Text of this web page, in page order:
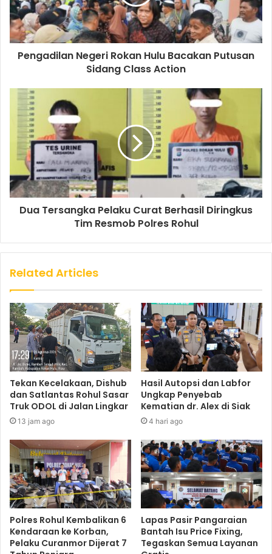
Pengadilan Negeri Rokan Hulu Bacakan Putusan
Sidang Class Action
Dua Tersangka Pelaku Curat Berhasil Diringkus
Tim Resmob Polres Rohul
Related Articles
Tekan Kecelakaan, Dishub
dan Satlantas Rohul Sasar
Truk ODOL di Jalan Lingkar
13 jam ago
Hasil Autopsi dan Labfor
Ungkap Penyebab
Kematian dr. Alex di Siak
4 hari ago
Polres Rohul Kembalikan 6
Kendaraan ke Korban,
Pelaku Curanmor Dijerat 7
Lapas Pasir Pangaraian
Bantah Isu Price Fixing,
Tegaskan Semua Layanan